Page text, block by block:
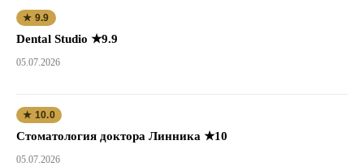
★ 9.9
Dental Studio ★9.9
05.07.2026
★ 10.0
Стоматология доктора Линника ★10
05.07.2026